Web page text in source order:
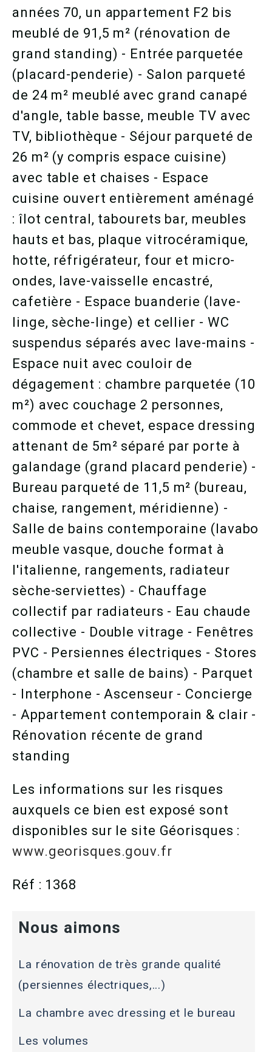
années 70, un appartement F2 bis
meublé de 91,5 m² (rénovation de
grand standing) - Entrée parquetée
(placard-penderie) - Salon parqueté
de 24 m² meublé avec grand canapé
d'angle, table basse, meuble TV avec
TV, bibliothèque - Séjour parqueté de
26 m² (y compris espace cuisine)
avec table et chaises - Espace
cuisine ouvert entièrement aménagé
: îlot central, tabourets bar, meubles
hauts et bas, plaque vitrocéramique,
hotte, réfrigérateur, four et micro-
ondes, lave-vaisselle encastré,
cafetière - Espace buanderie (lave-
linge, sèche-linge) et cellier - WC
suspendus séparés avec lave-mains -
Espace nuit avec couloir de
dégagement : chambre parquetée (10
m²) avec couchage 2 personnes,
commode et chevet, espace dressing
attenant de 5m² séparé par porte à
galandage (grand placard penderie) -
Bureau parqueté de 11,5 m² (bureau,
chaise, rangement, méridienne) -
Salle de bains contemporaine (lavabo
meuble vasque, douche format à
l'italienne, rangements, radiateur
sèche-serviettes) - Chauffage
collectif par radiateurs - Eau chaude
collective - Double vitrage - Fenêtres
PVC - Persiennes électriques - Stores
(chambre et salle de bains) - Parquet
- Interphone - Ascenseur - Concierge
- Appartement contemporain & clair -
Rénovation récente de grand
standing
Les informations sur les risques
auxquels ce bien est exposé sont
disponibles sur le site Géorisques :
www.georisques.gouv.fr
Réf : 1368
Nous aimons
La rénovation de très grande qualité
(persiennes électriques,...)
La chambre avec dressing et le bureau
Les volumes